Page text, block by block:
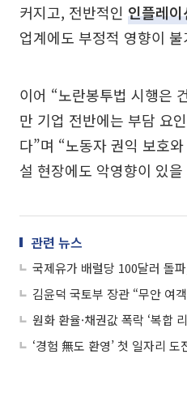
커지고, 전반적인 인플레이
업계에도 부정적 영향이
이어 “노란봉투법 시행은
만 기업 전반에는 부담 요
다”며 “노동자 권익 보호
설 현장에도 악영향이 있
관련 뉴스
국제유가 배럴당 100달러 돌
원화 환율·채권값 폭락 ‘복합
‘경험 無도 환영’ 첫 일자리 도